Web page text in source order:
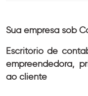
Sua empresa sob
Escritório de
empreendedora,
ao cliente